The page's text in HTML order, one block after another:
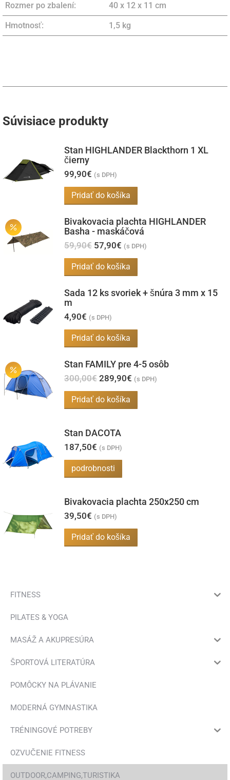
Rozmer po zbalení: 40 x 12 x 11 cm
Hmotnosť: 1,5 kg
Súvisiace produkty
Stan HIGHLANDER Blackthorn 1 XL
čierny
99,90€ (s DPH)
Pridať do košíka
Bivakovacia plachta HIGHLANDER
Basha - maskáčová
59,90€ Pôvodná
bola:
59,90€.
57,90€ Aktuálna
je:
57,90€.
(s DPH)
Pridať do košíka
Sada 12 ks svoriek + šnúra 3 mm x 15
m
4,90€ (s DPH)
Pridať do košíka
Stan FAMILY pre 4-5 osôb
300,00€ Pôvodná
bola:
300,00€.
289,90€ Aktuálna
(s DPH)
Pridať do košíka
Stan DACOTA
187,50€ (s DPH)
podrobnosti
Bivakovacia plachta 250x250 cm
39,50€ (s DPH)
Pridať do košíka
FITNESS
PILATES & YOGA
MASÁŽ A AKUPRESÚRA
ŠPORTOVÁ LITERATÚRA
POMÔCKY NA PLÁVANIE
MODERNÁ GYMNASTIKA
TRÉNINGOVÉ POTREBY
OZVUČENIE FITNESS
OUTDOOR,CAMPING,TURISTIKA